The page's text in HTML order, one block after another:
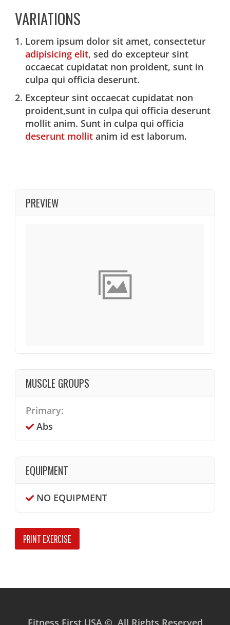
VARIATIONS
Lorem ipsum dolor sit amet, consectetur
adipisicing elit, sed do excepteur sint
occaecat cupidatat non proident, sunt in
culpa qui officia deserunt.
Excepteur sint occaecat cupidatat non
proident,sunt in culpa qui officia deserunt
mollit anim. Sunt in culpa qui officia
deserunt mollit anim id est laborum.
PREVIEW
MUSCLE GROUPS
Primary:
Abs
EQUIPMENT
NO EQUIPMENT
PRINT EXERCISE
Fitness First USA © All Rights Reserved